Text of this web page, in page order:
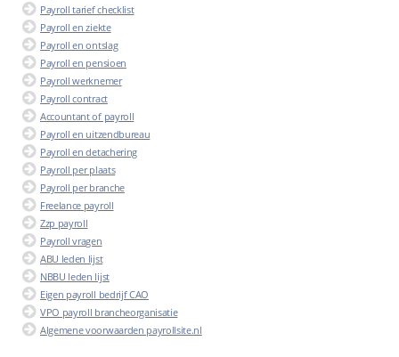
Payroll tarief checklist
Payroll en ziekte
Payroll en ontslag
Payroll en pensioen
Payroll werknemer
Payroll contract
Accountant of payroll
Payroll en uitzendbureau
Payroll en detachering
Payroll per plaats
Payroll per branche
Freelance payroll
Zzp payroll
Payroll vragen
ABU leden lijst
NBBU leden lijst
Eigen payroll bedrijf CAO
VPO payroll brancheorganisatie
Algemene voorwaarden payrollsite.nl